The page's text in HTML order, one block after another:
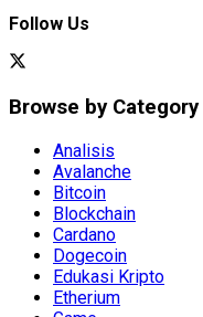
Follow Us
Browse by Category
Analisis
Avalanche
Bitcoin
Blockchain
Cardano
Dogecoin
Edukasi Kripto
Etherium